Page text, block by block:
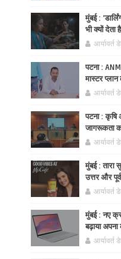
मुंबई :
भी क्यों
आर्यावर्त
पटना :
मास्टर प्लान
आर्यावर्त
पटना : कृषि
जागरूकता
आर्यावर्त
मुंबई : तारा
उत्तर और
आर्यावर्त
मुंबई : नए
बढ़ाया अपना
आर्यावर्त